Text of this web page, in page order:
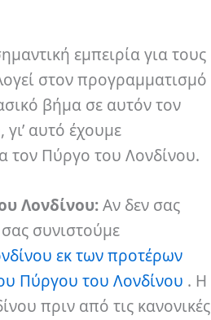
εμπειρία για τους
στον προγραμματισμό
βήμα σε αυτόν τον
αυτό έχουμε
τον Πύργο του Λονδίνου.
Λονδίνου:Αν δεν σας
συνιστούμε
εκ των προτέρων
Πύργου του Λονδίνου . Η
πριν από τις κανονικές